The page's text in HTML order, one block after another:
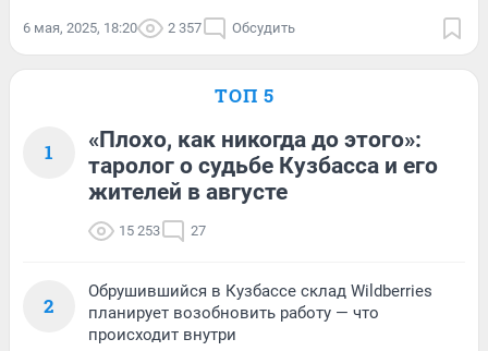
6 мая, 2025, 18:20 2 357 Обсудить
ТОП 5
1
«Плохо, как никогда до этого»:
таролог о судьбе Кузбасса и его
жителей в августе
15 253 27
2
Обрушившийся в Кузбассе склад Wildberries
планирует возобновить работу — что
происходит внутри